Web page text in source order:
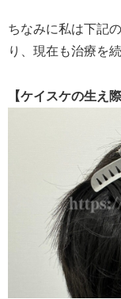
ちなみに私は下記
り、現在も治療を
【ケイスケの生え